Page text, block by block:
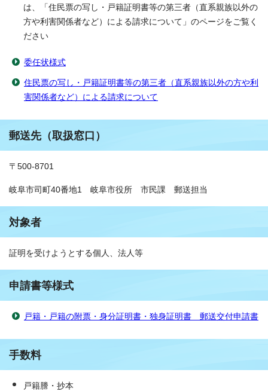
は、「住民票の写し・戸籍証明書等の第三者（直系親族以外の
方や利害関係者など）による請求について」のページをご覧く
ださい
委任状様式
住民票の写し・戸籍証明書等の第三者（直系親族以外の方や利
害関係者など）による請求について
郵送先（取扱窓口）
〒500-8701
岐阜市司町40番地1 岐阜市役所 市民課 郵送担当
対象者
証明を受けようとする個人、法人等
申請書等様式
戸籍・戸籍の附票・身分証明書・独身証明書 郵送交付申請書
手数料
戸籍謄・抄本